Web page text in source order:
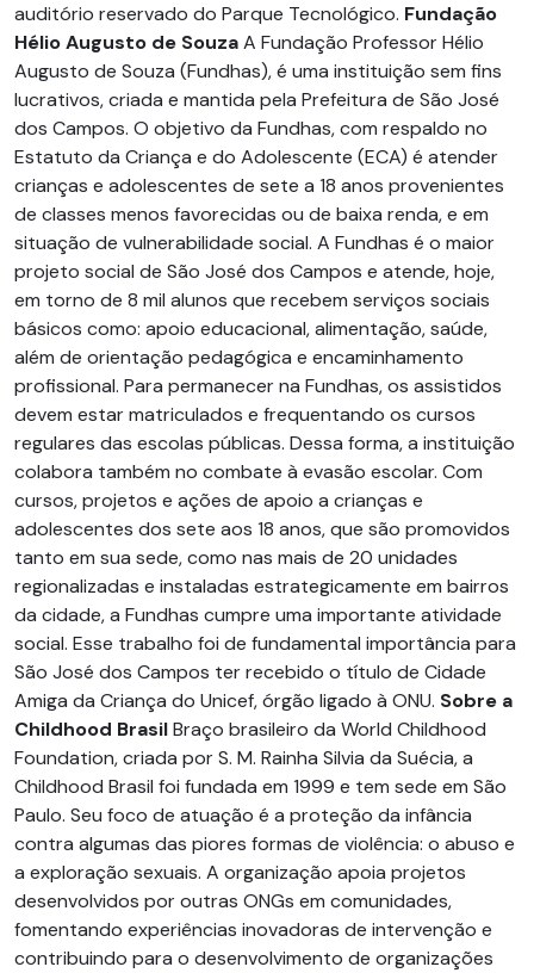
auditório reservado do Parque Tecnológico. Fundação
Hélio Augusto de SouzaA Fundação Professor Hélio
Augusto de Souza (Fundhas), é uma instituição sem fins
lucrativos, criada e mantida pela Prefeitura de São José
dos Campos. O objetivo da Fundhas, com respaldo no
Estatuto da Criança e do Adolescente (ECA) é atender
crianças e adolescentes de sete a 18 anos provenientes
de classes menos favorecidas ou de baixa renda, e em
situação de vulnerabilidade social. A Fundhas é o maior
projeto social de São José dos Campos e atende, hoje,
em torno de 8 mil alunos que recebem serviços sociais
básicos como: apoio educacional, alimentação, saúde,
além de orientação pedagógica e encaminhamento
profissional. Para permanecer na Fundhas, os assistidos
devem estar matriculados e frequentando os cursos
regulares das escolas públicas. Dessa forma, a instituição
colabora também no combate à evasão escolar. Com
cursos, projetos e ações de apoio a crianças e
adolescentes dos sete aos 18 anos, que são promovidos
tanto em sua sede, como nas mais de 20 unidades
regionalizadas e instaladas estrategicamente em bairros
da cidade, a Fundhas cumpre uma importante atividade
social. Esse trabalho foi de fundamental importância para
São José dos Campos ter recebido o título de Cidade
Amiga da Criança do Unicef, órgão ligado à ONU. Sobre a
Childhood BrasilBraço brasileiro da World Childhood
Foundation, criada por S. M. Rainha Silvia da Suécia, a
Childhood Brasil foi fundada em 1999 e tem sede em São
Paulo. Seu foco de atuação é a proteção da infância
contra algumas das piores formas de violência: o abuso e
a exploração sexuais. A organização apoia projetos
desenvolvidos por outras ONGs em comunidades,
fomentando experiências inovadoras de intervenção e
contribuindo para o desenvolvimento de organizações